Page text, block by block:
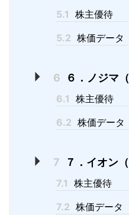
5.1 株主優待
5.2 株価データ
6 ６．ノジマ
6.1 株主優待
6.2 株価データ
7 ７．イオン
7.1 株主優待
7.2 株価データ